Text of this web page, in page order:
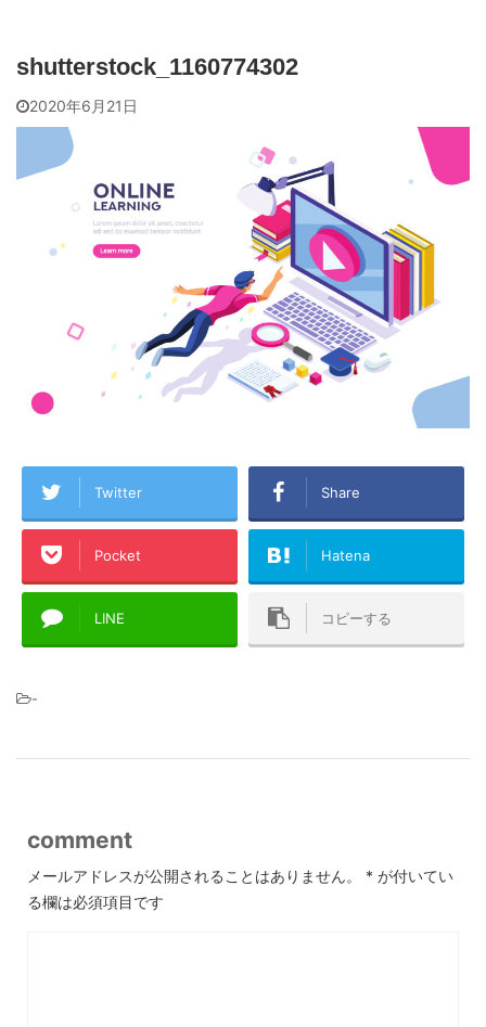
shutterstock_1160774302
2020年6月21日
Twitter Share
Pocket Hatena
LINE コピーする
-
comment
メールアドレスが公開されることはありません。 * が付いてい
る欄は必須項目です